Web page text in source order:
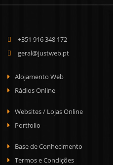
+351 916 348 172
geral@justweb.pt
Alojamento Web
Rádios Online
Websites / Lojas Online
Portfolio
Base de Conhecimento
Termos e Condições